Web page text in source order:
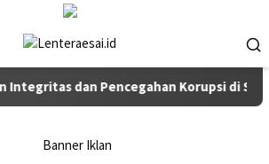
dan Pencegahan Korupsi di Surabaya